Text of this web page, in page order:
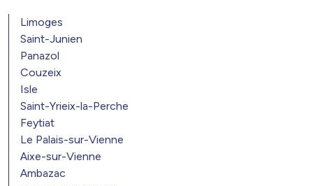
Limoges
Saint-Junien
Panazol
Couzeix
Isle
Saint-Yrieix-la-Perche
Feytiat
Le Palais-sur-Vienne
Aixe-sur-Vienne
Ambazac